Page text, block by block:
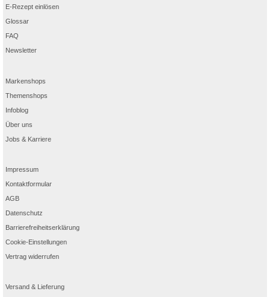
E-Rezept einlösen
Glossar
FAQ
Newsletter
Markenshops
Themenshops
Infoblog
Über uns
Jobs & Karriere
Impressum
Kontaktformular
AGB
Datenschutz
Barrierefreiheitserklärung
Cookie-Einstellungen
Vertrag widerrufen
Versand & Lieferung